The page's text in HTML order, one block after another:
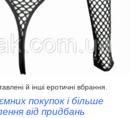
й інші еротичні вбрання.
покупок і більше
від придбань